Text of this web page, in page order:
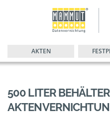
AKTEN
500 LITER